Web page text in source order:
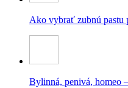
Ako vybrať zubnú pastu
Bylinná, penivá, homeo